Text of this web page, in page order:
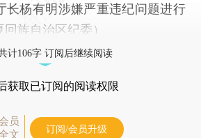
长杨有明涉嫌严重违纪问题进行
族自治区纪委）
计106字 订阅后继续阅读
获取已订阅的阅读权限
员
文
订阅/会员升级